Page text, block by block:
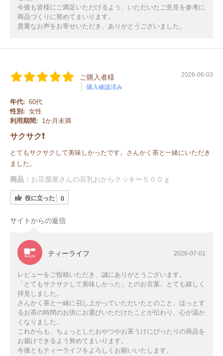
今後も皆様にご満足いただけるよう、いただいたご意見を参考に
商品づくりに努めてまいります。
貴重なお声をお寄せいただき、ありがとうございました。
ご購入者様
購入確認済み
2026-06-03
年代: 60代
性別: 女性
利用期間:
1か月未満
サクサク❗️
とてもサクサクして美味しかったです。さんかく茶と一緒にいただき
ました。
商品： お豆腐屋さんの豆乳おからクッキー５００ｇ
役に立った 0
サイトからの返信
ティーライフ 2026-07-01
レビューをご投稿いただき、誠にありがとうございます。
「とてもサクサクして美味しかった」とのお言葉、とても嬉しく
拝見しました。
さんかく茶と一緒に召し上がっていただいたとのこと、ほっとす
るお茶の時間のお供にお選びいただけたことが伝わり、心が温か
くなりました。
これからも、ちょっとしたおやつやお茶うけにぴったりの商品を
お届けできるよう努めてまいります。
今後ともティーライフをよろしくお願いいたします。